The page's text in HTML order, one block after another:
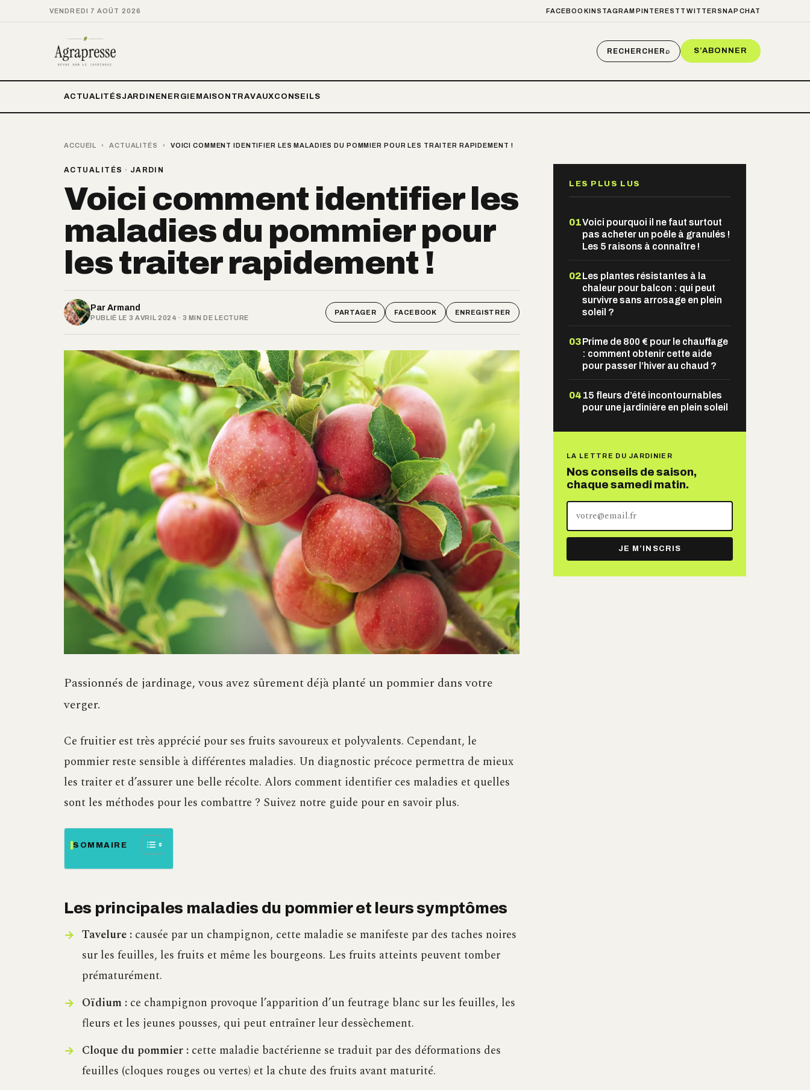
VENDREDI 7 AOÛT 2026 FACEBOOKINSTAGRAM PINTEREST TWITTER SNAPCHAT
RECHERCHER⌕ S’ABONNER
ACTUALITÉSJARDIN ENERGIE MAISON TRAVAUXCONSEILS
ACCUEIL › ACTUALITÉS › VOICI COMMENT IDENTIFIER LES MALADIES DU POMMIER POUR LES TRAITER RAPIDEMENT !
ACTUALITÉS · JARDIN
Voici comment identifier les
maladies du pommier pour
les traiter rapidement !
Par Armand
PUBLIÉ LE 3 AVRIL 2024 · 3 MIN DE LECTURE
PARTAGER FACEBOOK ENREGISTRER
Passionnés de jardinage, vous avez sûrement déjà planté un pommier dans votre
verger.
Ce fruitier est très apprécié pour ses fruits savoureux et polyvalents. Cependant, le
pommier reste sensible à différentes maladies. Un diagnostic précoce permettra de mieux
les traiter et d’assurer une belle récolte. Alors comment identifier ces maladies et quelles
sont les méthodes pour les combattre ? Suivez notre guide pour en savoir plus.
SOMMAIRE
Les principales maladies du pommier et leurs symptômes
Tavelure :causée par un champignon, cette maladie se manifeste par des taches noires
sur les feuilles, les fruits et même les bourgeons. Les fruits atteints peuvent tomber
prématurément.
Oïdium :ce champignon provoque l’apparition d’un feutrage blanc sur les feuilles, les
fleurs et les jeunes pousses, qui peut entraîner leur dessèchement.
Cloque du pommier :cette maladie bactérienne se traduit par des déformations des
feuilles (cloques rouges ou vertes) et la chute des fruits avant maturité.
LES PLUS LUS
01Voici pourquoi il ne faut surtout
pas acheter un poêle à granulés !
Les 5 raisons à connaître !
02Les plantes résistantes à la
chaleur pour balcon : qui peut
survivre sans arrosage en plein
soleil ?
03Prime de 800 € pour le chauffage
: comment obtenir cette aide
pour passer l’hiver au chaud ?
04 15 fleurs d’été incontournables
pour une jardinière en plein soleil
LA LETTRE DU JARDINIER
Nos conseils de saison,
chaque samedi matin.
adresse
mail
JE M’INSCRIS